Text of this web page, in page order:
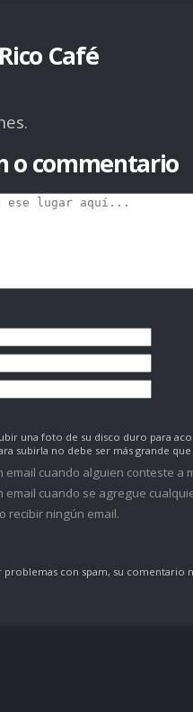
Café
o commentario
una foto de su disco duro para
subirla no debe ser más grande que
email cuando alguien conteste a
email cuando se agregue
recibir ningún email.
con spam, su comentario